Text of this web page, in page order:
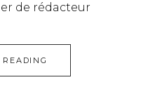
de rédacteur